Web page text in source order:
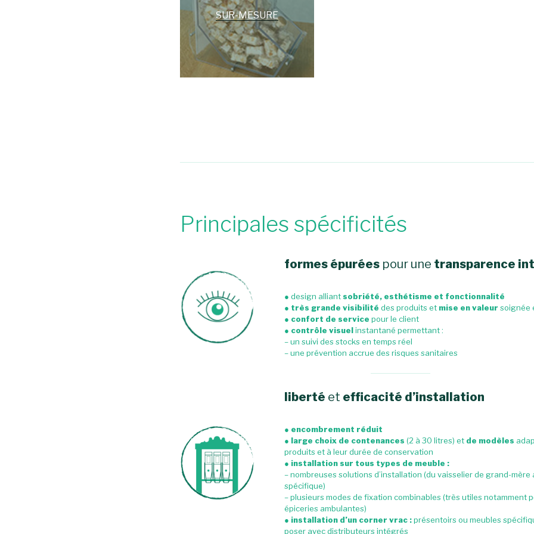
SUR-MESURE
Principales spécificités
formes épuréespour une transparence
● design alliantsobriété, esthétisme et fonctionnalité
● très grande visibilité des produits et mise en valeur soignée
● confort de service pour le client
● contrôle visuelinstantané permettant :
– un suivi des stocks en temps réel
– une prévention accrue des risques sanitaires
liberté et efficacité d’installation
● encombrement réduit
● large choix de contenances (2 à 30 litres) et de modèles
produits et à leur durée de conservation
● installation sur tous types de meuble :
– nombreuses solutions d’installation (du vaisselier de grand-mère
spécifique)
– plusieurs modes de fixation combinables (très utiles notamment
épiceries ambulantes)
● installation d’un corner vrac :présentoirs ou meubles
poser avec distributeurs intégrés